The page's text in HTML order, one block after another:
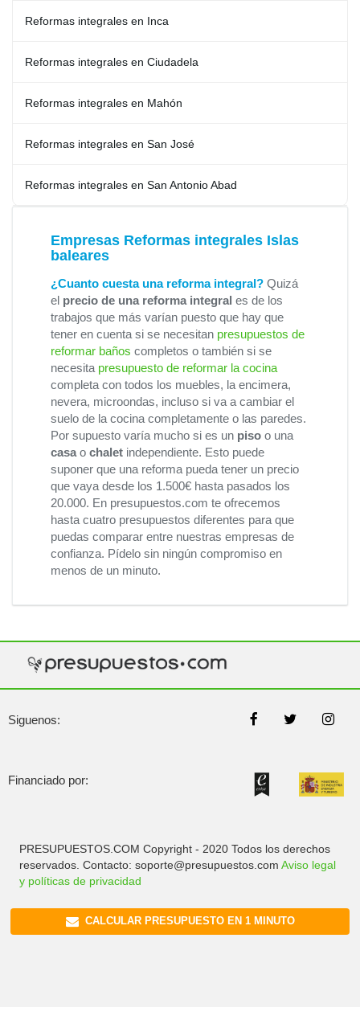
Reformas integrales en Inca
Reformas integrales en Ciudadela
Reformas integrales en Mahón
Reformas integrales en San José
Reformas integrales en San Antonio Abad
Empresas Reformas integrales Islas
baleares
¿Cuanto cuesta una reforma integral? Quizá
el precio de una reforma integral es de los
trabajos que más varían puesto que hay que
tener en cuenta si se necesitan presupuestos de
reformar baños completos o también si se
necesita presupuesto de reformar la cocina
completa con todos los muebles, la encimera,
nevera, microondas, incluso si va a cambiar el
suelo de la cocina completamente o las paredes.
Por supuesto varía mucho si es un piso o una
casa o chalet independiente. Esto puede
suponer que una reforma pueda tener un precio
que vaya desde los 1.500€ hasta pasados los
20.000. En presupuestos.com te ofrecemos
hasta cuatro presupuestos diferentes para que
puedas comparar entre nuestras empresas de
confianza. Pídelo sin ningún compromiso en
menos de un minuto.
Siguenos:
Financiado por:
PRESUPUESTOS.COM Copyright - 2020 Todos los derechos
reservados. Contacto: soporte@presupuestos.com Aviso legal
y políticas de privacidad
CALCULAR PRESUPUESTO EN 1 MINUTO